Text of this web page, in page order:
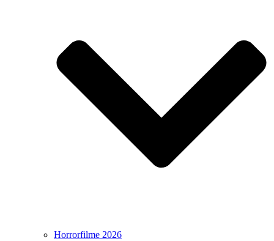
Horrorfilme 2026